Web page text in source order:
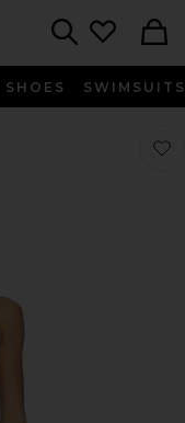
SHOES SWIMSUITS
お気
お気